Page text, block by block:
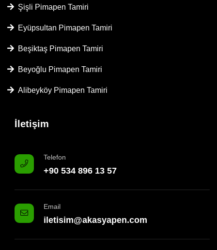
Şişli Pimapen Tamiri
Eyüpsultan Pimapen Tamiri
Beşiktaş Pimapen Tamiri
Beyoğlu Pimapen Tamiri
Alibeyköy Pimapen Tamiri
İletişim
Telefon
+90 534 896 13 57
Email
iletisim@akasyapen.com